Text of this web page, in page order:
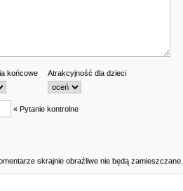
końcowe Atrakcyjność dla dzieci
« Pytanie kontrolne
skrajnie obraźliwe nie będą zamieszczane.